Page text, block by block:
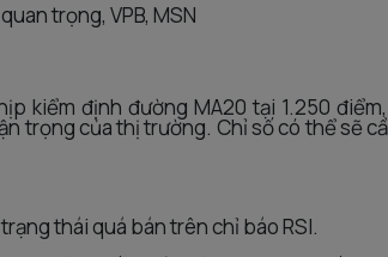
trọng, VPB, MSN
kiểm định đường MA20 tại 1.250
trọng của thị trường. Chỉ số có thể sẽ
thái quá bán trên chỉ báo RSI.